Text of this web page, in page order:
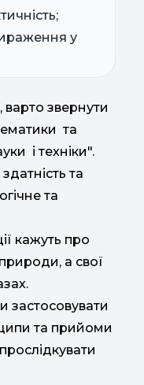
у
варто звернути
та
і техніки".
та
та
кажуть про
природи, а свої
застосовувати
та прийоми